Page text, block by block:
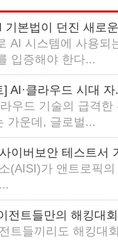
기본법이 던진 새로
AI 시스템에 사용되
입증해야 한다...
AI·클라우드 시대 자
우드 기술의 급격한
가운데, 글로벌...
이버보안 테스트서
(AISI)가 앤트로픽
전트들만의 해킹대
트들끼리도 해킹대